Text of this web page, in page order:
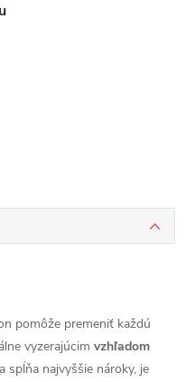
pomôže premeniť každú
vyzerajúcim vzhľadom
spĺňa najvyššie nároky, je